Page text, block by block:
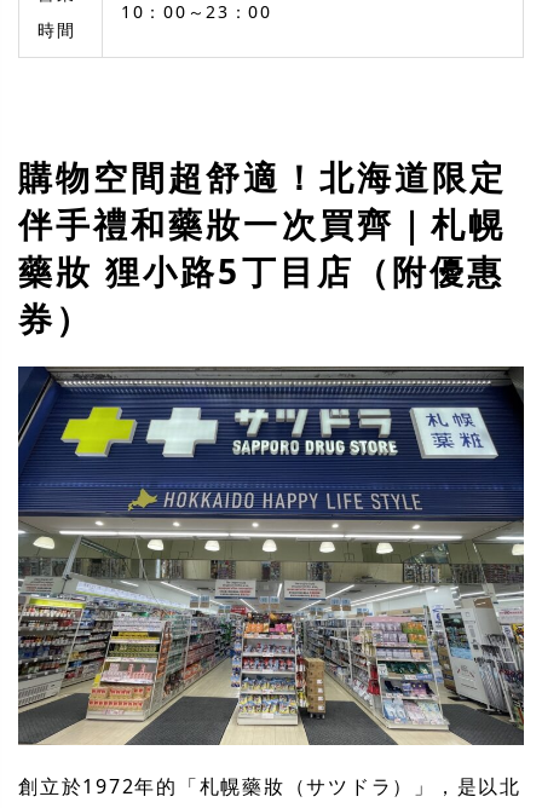
時間
10：00～23：00
購物空間超舒適！北海道限定
伴手禮和藥妝一次買齊｜札幌
藥妝 狸小路5丁目店（附優惠
券）
創立於1972年的「札幌藥妝（サツドラ）」，是以北